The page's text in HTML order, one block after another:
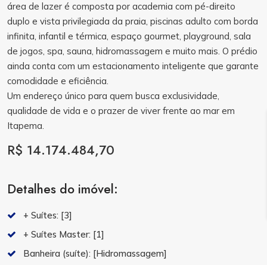
área de lazer é composta por academia com pé-direito
duplo e vista privilegiada da praia, piscinas adulto com borda
infinita, infantil e térmica, espaço gourmet, playground, sala
de jogos, spa, sauna, hidromassagem e muito mais. O prédio
ainda conta com um estacionamento inteligente que garante
comodidade e eficiência.
Um endereço único para quem busca exclusividade,
qualidade de vida e o prazer de viver frente ao mar em
Itapema.
R$ 14.174.484,70
Detalhes do imóvel:
+ Suítes: [3]
+ Suítes Master: [1]
Banheira (suíte): [Hidromassagem]